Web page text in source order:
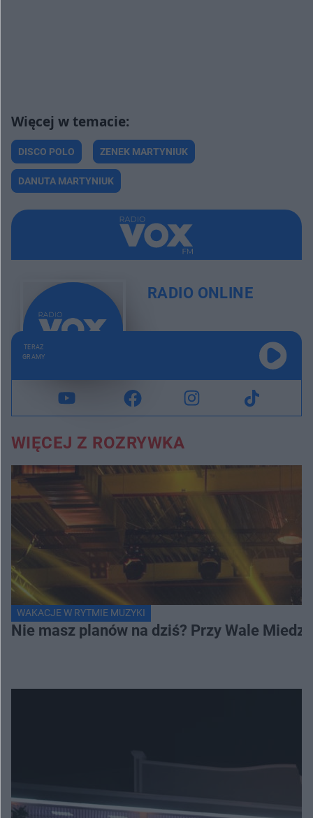
DISCO POLO ZENEK MARTYNIUK
DANUTA MARTYNIUK
RADIO ONLINE
TERAZ
GRAMY
WIĘCEJ Z ROZRYWKA
WAKACJE W RYTMIE MUZYKI
Nie masz planów na dziś? Przy Wale